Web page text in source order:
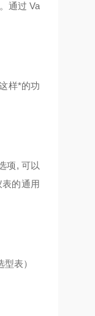
通过 Va
样*的功
项, 可以
的通用
表）